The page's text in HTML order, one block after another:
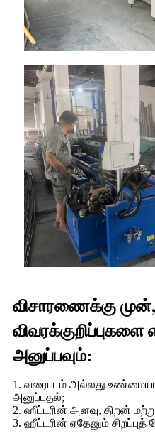
விசாரணைக்கு
விவரக்குறிப்புகளை
அனுப்பவும்:
1. வரைபடம் அல்லது
அனுப்புதல்;
2. ஹீட்டரின் அளவு, திறன்
3. ஹீட்டரின் ஏதேனும்